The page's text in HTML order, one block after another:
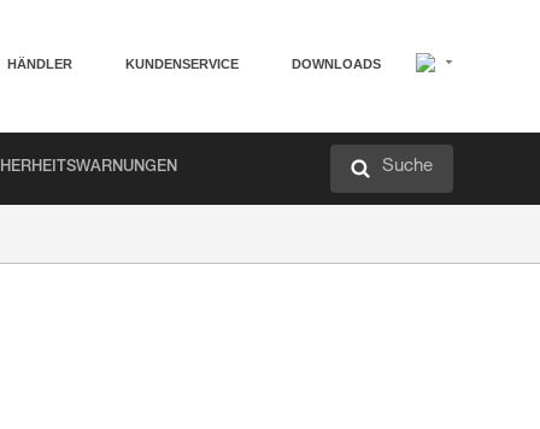
HÄNDLER KUNDENSERVICE DOWNLOADS
Suche